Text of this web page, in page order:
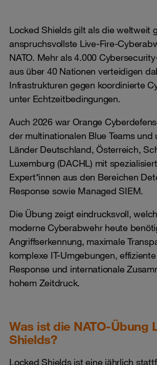
Locked Shields gilt als die weltweit
anspruchsvollste Live-Fire-
NATO. Mehr als 4.000
aus über 40 Nationen verteidigen
Infrastrukturen gegen koordinierte
unter Echtzeitbedingungen.
Auch 2026 war Orange
der multinationalen Blue Teams
Länder Deutschland, Österreich,
Luxemburg (DACHL) mit
Expert*innen aus den Bereichen
Response sowie Managed SIEM.
Die Übung zeigt eindrucksvoll,
moderne Cyberabwehr heute
Angriffserkennung, maximale
komplexe IT-Umgebungen,
Response und internationale
hohem Zeitdruck.
Was ist die NATO-Übung
Shields?
Locked Shields ist eine jährlich